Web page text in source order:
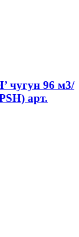
чугун 96 м3/
арт.